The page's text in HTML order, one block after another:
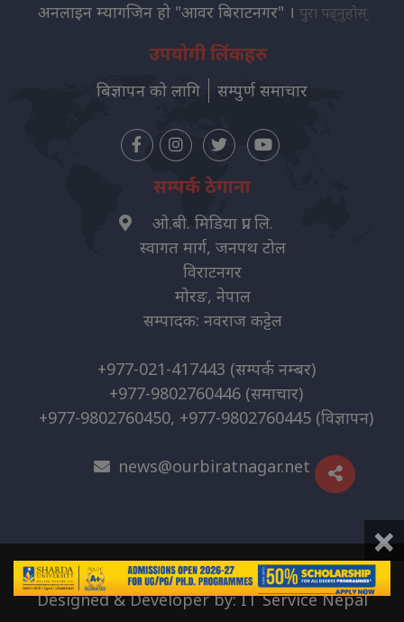
अनलाइन म्यागजिन हो "आवर बिराटनगर" । पुरा पढ्नुहोस्
उपयोगी लिंकहरु
बिज्ञापन को लागि सम्पुर्ण समाचार
सम्पर्क ठेगाना
ओ.बी. मिडिया प्रा. लि.
स्वागत मार्ग, जनपथ टोल
विराटनगर
मोरङ, नेपाल
सम्पादक: नवराज कट्टेल
+977-021-417443 (सम्पर्क नम्बर)
+977-9802760446 (समाचार)
+977-9802760450, +977-9802760445 (विज्ञापन)
news@ourbiratnagar.net
© 2026 | O.B. Media Pvt. Ltd
Designed & Developer by:IT Service Nepal
×